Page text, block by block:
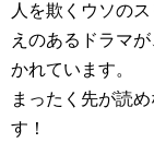
人を欺くウソの
えのあるドラマ
かれています。
まったく先が読
す！